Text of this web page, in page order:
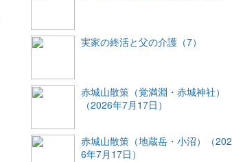
実家の終活と父の介護（7）
赤城山散策（覚満淵・赤城神社）
（2026年7月17日）
赤城山散策（地蔵岳・小沼）（202
6年7月17日）